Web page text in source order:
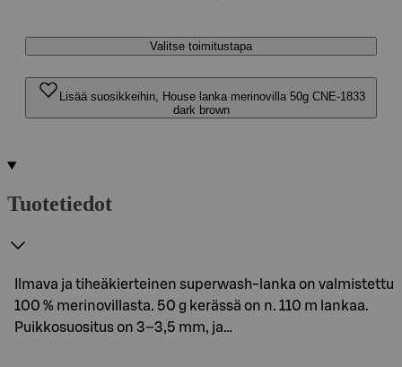
Valitse toimitustapa
Lisää suosikkeihin, House lanka merinovilla 50g CNE-1833
dark brown
Tuotetiedot
Ilmava ja tiheäkierteinen superwash-lanka on valmistettu
100 % merinovillasta. 50 g kerässä on n. 110 m lankaa.
Puikkosuositus on 3–3,5 mm, ja…